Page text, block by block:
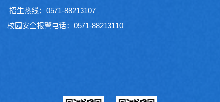
招生热线：0571-88213107
校园安全报警电话：0571-88213110